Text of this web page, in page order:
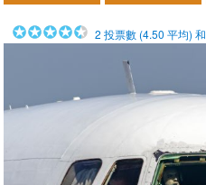
2 投票數 (4.50 平均) 和